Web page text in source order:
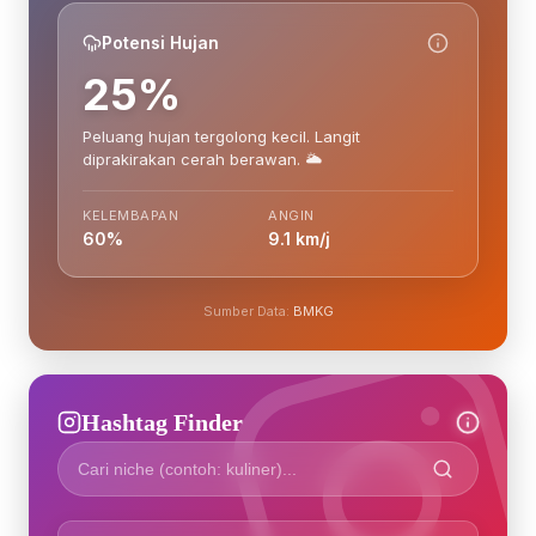
Potensi Hujan
25%
Peluang hujan tergolong kecil. Langit
diprakirakan cerah berawan. 🌥️
KELEMBAPAN
60%
ANGIN
9.1 km/j
Sumber Data: BMKG
Hashtag Finder